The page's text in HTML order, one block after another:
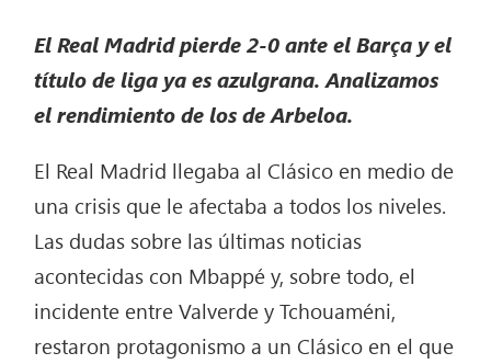
El Real Madrid pierde 2-0 ante el Barça y el
título de liga ya es azulgrana. Analizamos
el rendimiento de los de Arbeloa.
El Real Madrid llegaba al Clásico en medio de
una crisis que le afectaba a todos los niveles.
Las dudas sobre las últimas noticias
acontecidas con Mbappé y, sobre todo, el
incidente entre Valverde y Tchouaméni,
restaron protagonismo a un Clásico en el que